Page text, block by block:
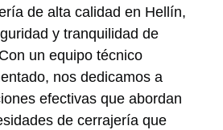
de alta calidad en Hellín,
y tranquilidad de
un equipo técnico
nos dedicamos a
efectivas que abordan
de cerrajería que